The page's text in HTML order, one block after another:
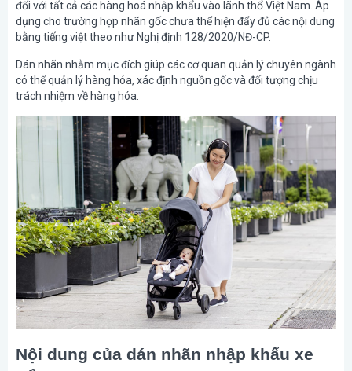
đối với tất cả các hàng hoá nhập khẩu vào lãnh thổ Việt Nam. Áp
dụng cho trường hợp nhãn gốc chưa thể hiện đẩy đủ các nội dung
bằng tiếng việt theo như Nghị định 128/2020/NĐ-CP.
Dán nhãn nhằm mục đích giúp các cơ quan quản lý chuyên ngành
có thể quản lý hàng hóa, xác định nguồn gốc và đối tượng chịu
trách nhiệm về hàng hóa.
Nội dung của dán nhãn nhập khẩu xe